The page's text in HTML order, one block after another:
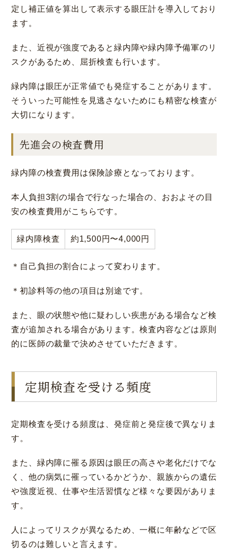
定し補正値を算出して表示する眼圧計を導入しており
ます。
また、近視が強度であると緑内障や緑内障予備軍のリ
スクがあるため、屈折検査も行います。
緑内障は眼圧が正常値でも発症することがあります。
そういった可能性を見逃さないためにも精密な検査が
大切になります。
先進会の検査費用
緑内障の検査費用は保険診療となっております。
本人負担3割の場合で行なった場合の、おおよその目
安の検査費用がこちらです。
緑内障検査 約1,500円〜4,000円
＊自己負担の割合によって変わります。
＊初診料等の他の項目は別途です。
また、眼の状態や他に疑わしい疾患がある場合など検
査が追加される場合があります。検査内容などは原則
的に医師の裁量で決めさせていただきます。
定期検査を受ける頻度
定期検査を受ける頻度は、発症前と発症後で異なりま
す。
また、緑内障に罹る原因は眼圧の高さや老化だけでな
く、他の病気に罹っているかどうか、親族からの遺伝
や強度近視、仕事や生活習慣など様々な要因がありま
す。
人によってリスクが異なるため、一概に年齢などで区
切るのは難しいと言えます。